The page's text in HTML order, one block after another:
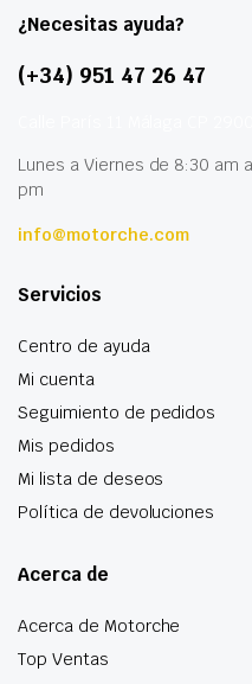
¿Necesitas ayuda?
(+34) 951 47 26 47
Lunes a Viernes de 8:30 am
pm
info@motorche.com
Servicios
Centro de ayuda
Mi cuenta
Seguimiento de pedidos
Mis pedidos
Mi lista de deseos
Política de devoluciones
Acerca de
Acerca de Motorche
Top Ventas